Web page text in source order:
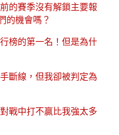
的賽季沒有解鎖主要報
的機會嗎？
榜的第一名！但是為什
斷線，但我卻被判定為
戰中打不贏比我強太多